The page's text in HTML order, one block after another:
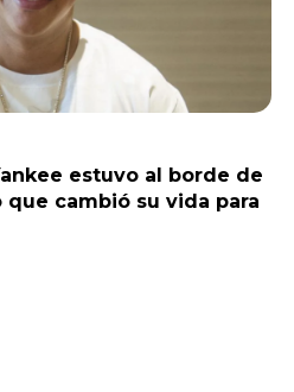
estuvo al borde de
que cambió su vida para